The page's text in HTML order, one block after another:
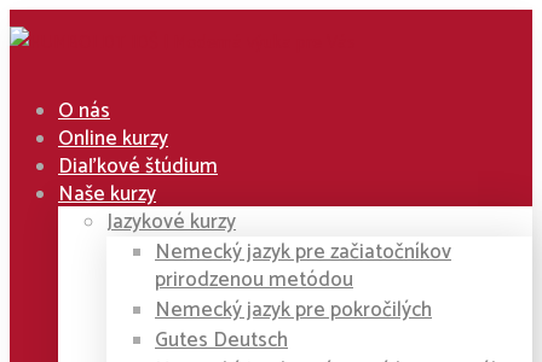
O nás
Online kurzy
Diaľkové štúdium
Naše kurzy
Jazykové kurzy
Nemecký jazyk pre začiatočníkov
prirodzenou metódou
Nemecký jazyk pre pokročilých
Gutes Deutsch